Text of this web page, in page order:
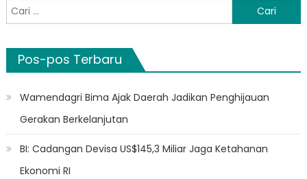
Cari
untuk:
Pos-pos Terbaru
Wamendagri Bima Ajak Daerah Jadikan Penghijauan
Gerakan Berkelanjutan
BI: Cadangan Devisa US$145,3 Miliar Jaga Ketahanan
Ekonomi RI